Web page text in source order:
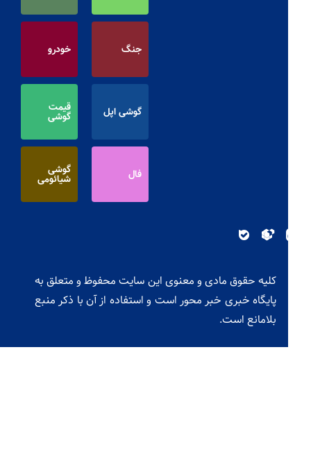
گوشی اپل
شیائومی
کلیه حقوق مادی و معنوی این سایت محفوظ و متعلق به
پایگاه خبری خبر محور است و استفاده از آن با ذکر منبع
بلامانع است.